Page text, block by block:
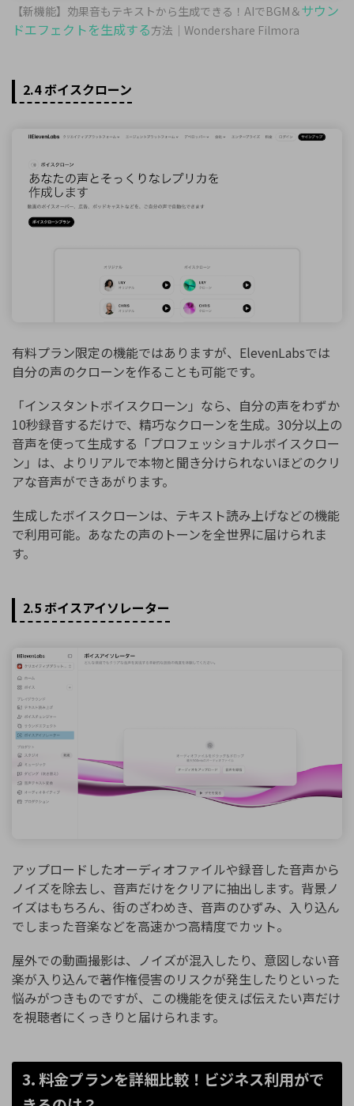
【新機能】効果音もテキストから生成できる！AIでBGM＆サウン
ドエフェクトを生成する方法｜Wondershare Filmora
2.4 ボイスクローン
有料プラン限定の機能ではありますが、ElevenLabsでは
自分の声のクローンを作ることも可能です。
「インスタントボイスクローン」なら、自分の声をわずか
10秒録音するだけで、精巧なクローンを生成。30分以上の
音声を使って生成する「プロフェッショナルボイスクロー
ン」は、よりリアルで本物と聞き分けられないほどのクリ
アな音声ができあがります。
生成したボイスクローンは、テキスト読み上げなどの機能
で利用可能。あなたの声のトーンを全世界に届けられま
す。
2.5 ボイスアイソレーター
アップロードしたオーディオファイルや録音した音声から
ノイズを除去し、音声だけをクリアに抽出します。背景ノ
イズはもちろん、街のざわめき、音声のひずみ、入り込ん
でしまった音楽などを高速かつ高精度でカット。
屋外での動画撮影は、ノイズが混入したり、意図しない音
楽が入り込んで著作権侵害のリスクが発生したりといった
悩みがつきものですが、この機能を使えば伝えたい声だけ
を視聴者にくっきりと届けられます。
3. 料金プランを詳細比較！ビジネス利用がで